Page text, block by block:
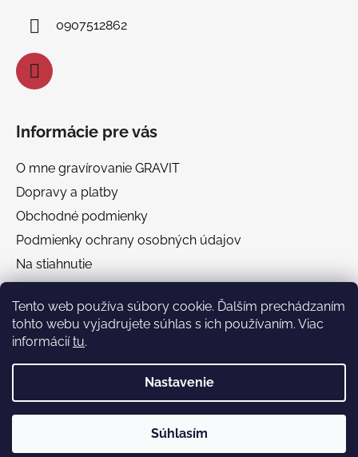
Tento web používa súbory cookie. Ďalším prechádzaním
tohto webu vyjadrujete súhlas s ich používaním. Viac
informáciítu.
Nastavenie
Súhlasím
0907512862
Informácie pre vás
O mne gravírovanie GRAVIT
Dopravy a platby
Obchodné podmienky
Podmienky ochrany osobných údajov
Na stiahnutie
Facebook
Vytvoril Shoptet
🎁 Darčekový poradca